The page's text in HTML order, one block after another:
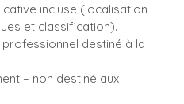
incluse (localisation
et classification).
destiné à la
– non destiné aux